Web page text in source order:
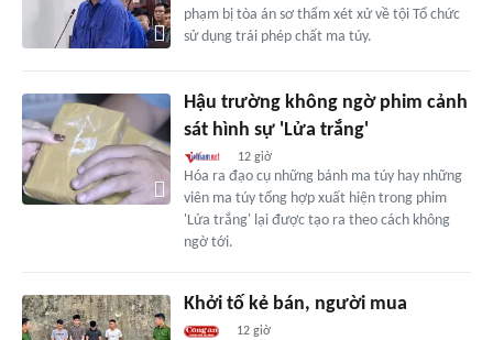
phạm bị tòa án sơ thẩm xét xử về tội Tổ chức
sử dụng trái phép chất ma túy.
Hậu trường không ngờ phim cảnh
sát hình sự 'Lửa trắng'
12 giờ
Hóa ra đạo cụ những bánh ma túy hay những
viên ma túy tổng hợp xuất hiện trong phim
'Lửa trắng' lại được tạo ra theo cách không
ngờ tới.
Khởi tố kẻ bán, người mua
12 giờ